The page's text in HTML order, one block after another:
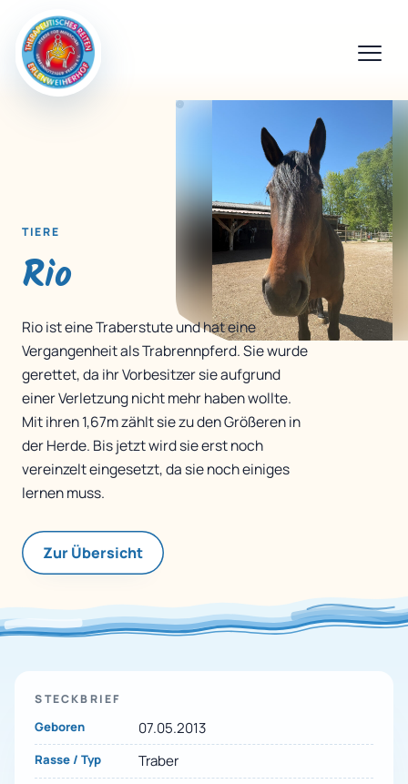
TIERE
Rio
Rio ist eine Traberstute und hat eine
Vergangenheit als Trabrennpferd. Sie wurde
gerettet, da ihr Vorbesitzer sie aufgrund
einer Verletzung nicht mehr haben wollte.
Mit ihren 1,67m zählt sie zu den Größeren in
der Herde. Bis jetzt wird sie erst noch
vereinzelt eingesetzt, da sie noch einiges
lernen muss.
Zur Übersicht
STECKBRIEF
Geboren 07.05.2013
Rasse / Typ Traber